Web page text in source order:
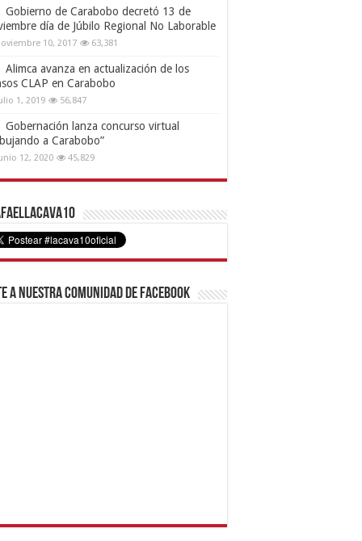
Gobierno de Carabobo decretó 13 de
día de Júbilo Regional No Laborable
10, 2017 63,381
Alimca avanza en actualización de los
CLAP en Carabobo
1, 2019 56,847
Gobernación lanza concurso virtual
a Carabobo”
12, 2020 45,829
a nuestra comunidad de Facebook